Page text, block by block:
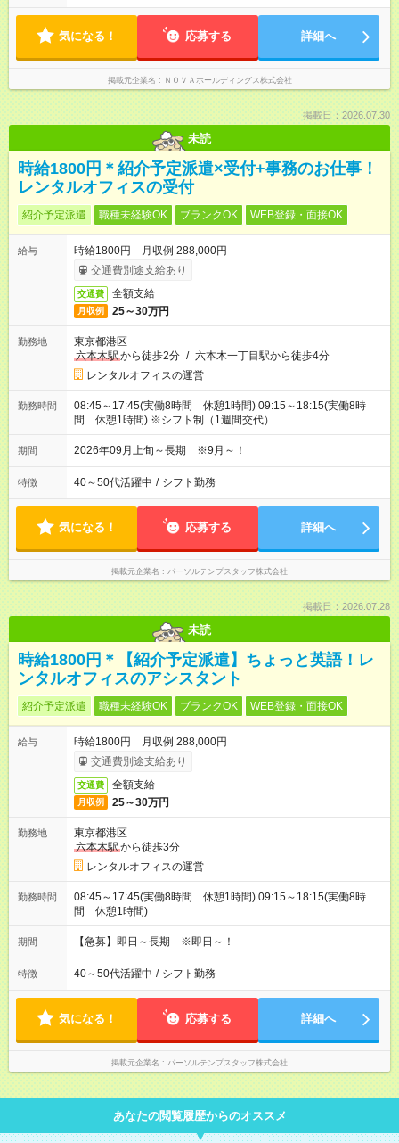
入社2～3年目でサブマネージャーへ、20代で管理職へとキャリ
アアップするケースも珍しくありません。 【試用期間】試用期
間あり 試用期間の長さ：1ヶ月 ※ 雇用形態と給与に、本採用時
と異なる部分があります。 雇用形態：インターンシップ 給与：
時給 1,400円以上 ※月途中での入社の場合、その月の月末までは
インターンとして勤務になります。
ト制 ［ シフト例 ］ ・平日⇒12：30-21：30 ・土日祝⇒10：00-
―――――――――――― 一校舎を一人で担当する場合も多い
て、明日に備えよう」など、調整しやすい環境です。
気になる！ 応募する 詳細へ
掲載元企業名 ＮＯＶＡホールディングス株式会社
掲載日：2026.07.30
未読
時給1800円＊紹介予定派遣×受付+事務のお仕事！
レンタルオフィスの受付
紹介予定派遣 職種未経験OK ブランクOK WEB登録・面接OK
給与
時給1800円 月収例 288,000円
交通費別途支給あり
交通費 全額支給
月収例 25～30万円
勤務地
東京都港区
六本木駅から徒歩2分 / 六本木一丁目駅から徒歩4分
レンタルオフィスの運営
勤務時間
08:45～17:45(実働8時間 休憩1時間) 09:15～18:15(実働8時
間 休憩1時間) ※シフト制（1週間交代）
期間 2026年09月上旬～長期 ※9月～！
特徴 40～50代活躍中 / シフト勤務
気になる！ 応募する 詳細へ
掲載元企業名 パーソルテンプスタッフ株式会社
掲載日：2026.07.28
未読
時給1800円＊【紹介予定派遣】ちょっと英語！レ
ンタルオフィスのアシスタント
紹介予定派遣 職種未経験OK ブランクOK WEB登録・面接OK
給与
時給1800円 月収例 288,000円
交通費別途支給あり
交通費 全額支給
月収例 25～30万円
勤務地
東京都港区
六本木駅から徒歩3分
レンタルオフィスの運営
勤務時間
08:45～17:45(実働8時間 休憩1時間) 09:15～18:15(実働8時
間 休憩1時間)
期間 【急募】即日～長期 ※即日～！
特徴 40～50代活躍中 / シフト勤務
気になる！ 応募する 詳細へ
掲載元企業名 パーソルテンプスタッフ株式会社
あなたの閲覧履歴からのオススメ